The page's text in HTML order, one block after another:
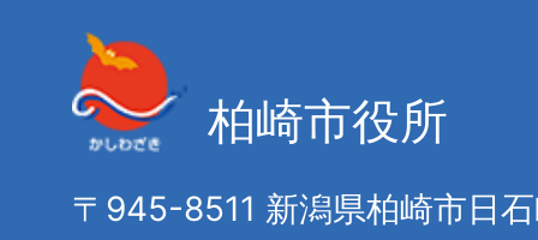
柏崎市役所
〒945-8511 新潟県柏崎市日